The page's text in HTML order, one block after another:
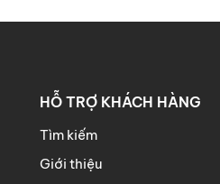
HỖ TRỢ KHÁCH HÀNG
Tìm kiếm
Giới thiệu